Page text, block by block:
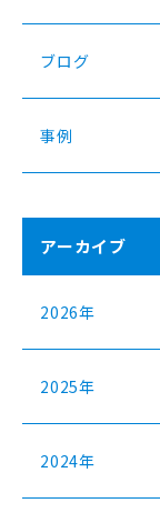
ブログ
事例
アーカイブ
2026年
2025年
2024年